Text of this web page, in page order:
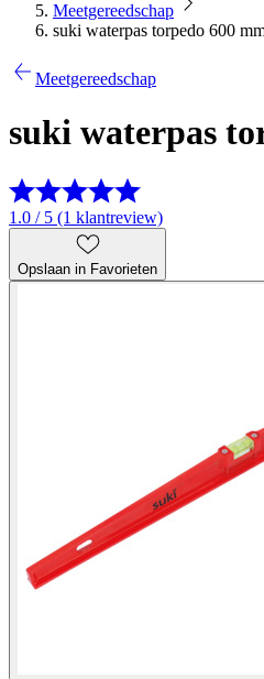
Meetgereedschap
suki waterpas torpedo 600
Meetgereedschap
suki waterpas
1.0 / 5 (1 klantreview)
Opslaan in Favorieten